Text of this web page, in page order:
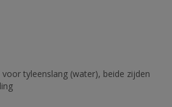
tyleenslang (water), beide zijden